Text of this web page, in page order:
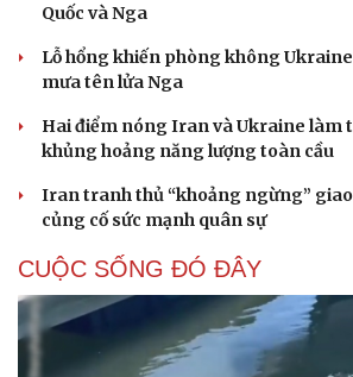
Cải chính
Quốc và Nga
Lỗ hổng khiến phòng không
mưa tên lửa Nga
Hai điểm nóng Iran và Ukraine làm
khủng hoảng năng lượng toàn cầu
Iran tranh thủ “khoảng ngừng”
củng cố sức mạnh quân sự
CUỘC SỐNG ĐÓ ĐÂY